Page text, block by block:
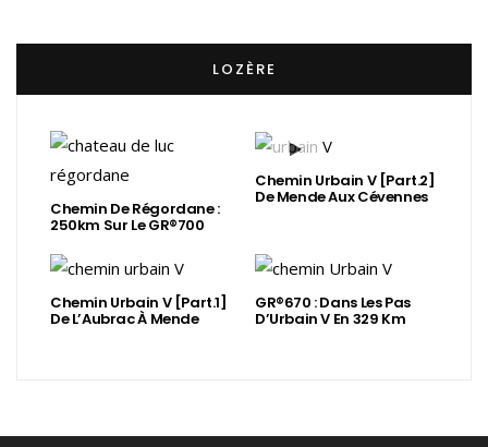
LOZÈRE
Chemin De Régordane :
250km Sur Le GR®700
Chemin Urbain V [Part.2]
De Mende Aux Cévennes
Chemin Urbain V [Part.1]
De L’Aubrac À Mende
GR®670 : Dans Les Pas
D’Urbain V En 329 Km